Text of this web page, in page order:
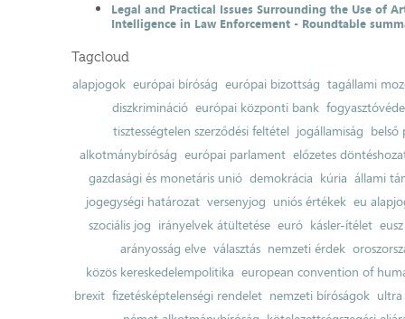
Legal and Practical Issues Surrounding the Use of
Intelligence in Law Enforcement - Roundtable
Tagcloud
alapjogok európai bíróság európai bizottság tagállami
diszkrimináció európai központi bank
tisztességtelen szerződési feltétel jogállamiság belső
alkotmánybíróság európai parlament előzetes
gazdasági és monetáris unió demokrácia kúria állami
jogegységi határozat versenyjog uniós értékek eu
szociális jog irányelvek átültetése euró kásler-ítélet
arányosság elve választás nemzeti érdek
közös kereskedelempolitika european convention of
brexit fizetésképtelenségi rendelet nemzeti bíróságok ultra